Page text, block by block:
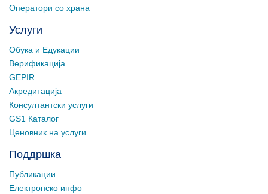
Оператори со храна
Услуги
Обука и Едукации
Верификација
GEPIR
Акредитација
Консултантски услуги
GS1 Каталог
Ценовник на услуги
Поддршка
Публикации
Електронско инфо